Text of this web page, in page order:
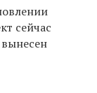
сейчас